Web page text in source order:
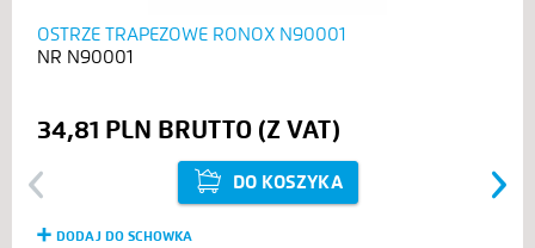
Previous
OSTRZE TRAPEZOWE RONOX N90001
N90001
34,81 PLN
DO KOSZYKA
DODAJ DO SCHOWKA
Next